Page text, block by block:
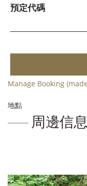
預定代碼
Manage Booking
地點
周邊信息